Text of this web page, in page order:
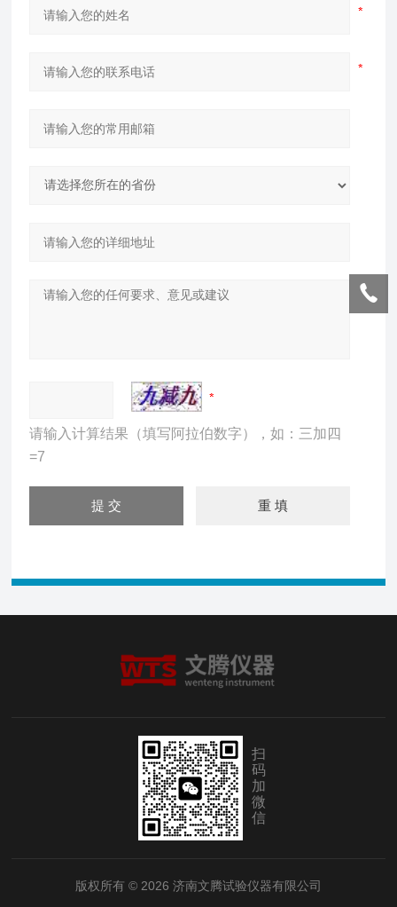
请输入计算结果（填写阿拉伯数字），如：三加四
=7
扫
码
加
微
信
版权所有 © 2026 济南文腾试验仪器有限公司